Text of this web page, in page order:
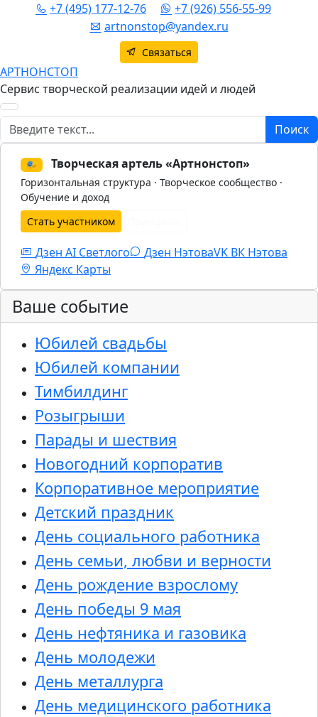
+7 (495) 177-12-76
+7 (926) 556-55-99
artnonstop@yandex.ru
Связаться
АРТНОНСТОП
Сервис творческой реализации идей и людей
Поиск Поиск
🎭 Творческая артель «Артнонстоп»
Горизонтальная структура · Творческое сообщество ·
Обучение и доход
Стать участником
Дзен AI Светлого Дзен НэтоваVK ВК Нэтова
Яндекс Карты
Ваше событие
Юбилей свадьбы
Юбилей компании
Тимбилдинг
Розыгрыши
Парады и шествия
Новогодний корпоратив
Корпоративное мероприятие
Детский праздник
День социального работника
День семьи, любви и верности
День рождение взрослому
День победы 9 мая
День нефтяника и газовика
День молодежи
День металлурга
День медицинского работника